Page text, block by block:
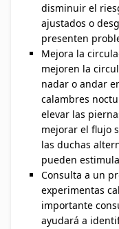
disminuir el
ajustados o
presenten
Mejora la
mejoren la
nadar o andar
calambres
elevar las
mejorar el flujo
las duchas
pueden
Consulta a un
experimentas
importante
ayudará a